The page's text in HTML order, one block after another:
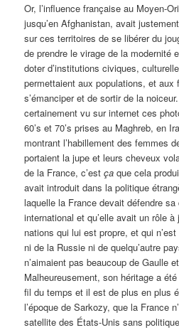
Or, l’influence française au Moyen-
jusqu’en Afghanistan, avait
sur ces territoires de se libérer du
de prendre le virage de la modernité
doter d’institutions civiques,
permettaient aux populations, et aux
s’émanciper et de sortir de la
certainement vu sur internet ces
60’s et 70’s prises au Maghreb, en
montrant l’habillement des femmes
portaient la jupe et leurs cheveux
de la France, c’est çaque cela
avait introduit dans la politique
laquelle la France devait défendre
international et qu’elle avait un rôle
nations qui lui est propre, et qui
ni de la Russie ni de quelqu’autre
n’aimaient pas beaucoup de Gaulle
Malheureusement, son héritage a
fil du temps et il est de plus en plus
l’époque de Sarkozy, que la France
satellite des États-Unis sans